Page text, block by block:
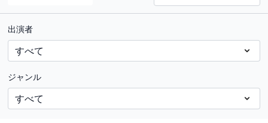
出演者
ジャンル